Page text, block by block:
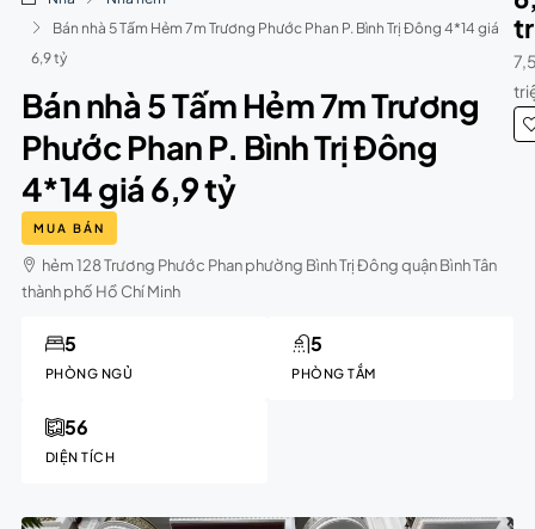
Bán nhà 5 Tấm Hẻm 7m Trương Phước Phan P. Bình Trị Đông 4*14 giá
6,9 tỷ
Bán nhà 5 Tấm Hẻm 7m Trương
Phước Phan P. Bình Trị Đông
4*14 giá 6,9 tỷ
MUA BÁN
hẻm 128 Trương Phước Phan phường Bình Trị Đông quận Bình Tân
thành phố Hồ Chí Minh
PHÒNG NGỦ
5
PHÒNG TẮM
5
DIỆN TÍCH
56